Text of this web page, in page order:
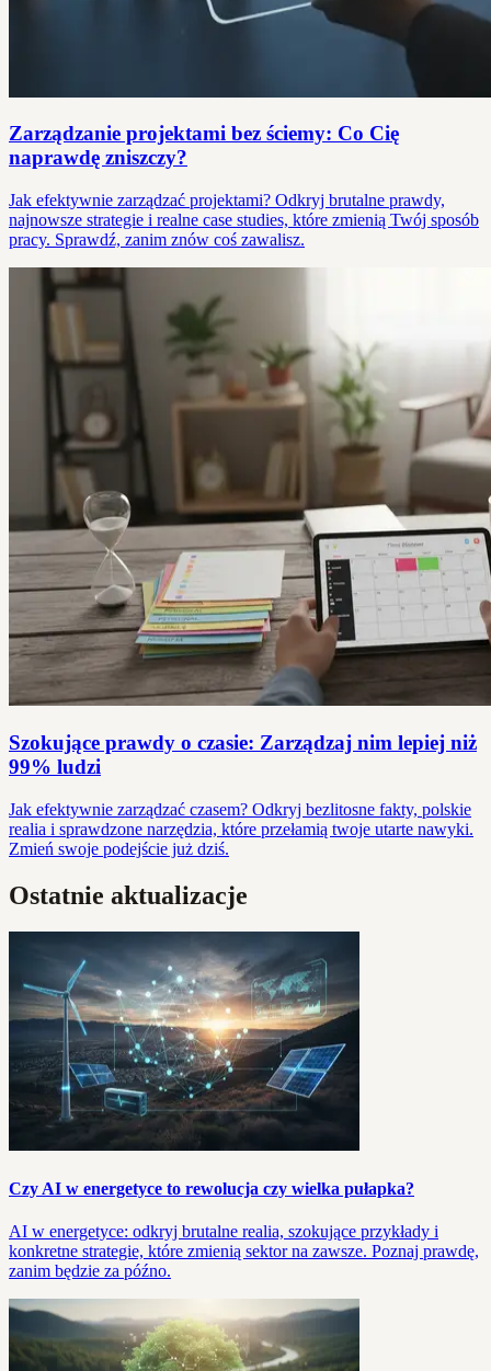
Zarządzanie projektami bez ściemy: Co Cię
naprawdę zniszczy?
Jak efektywnie zarządzać projektami? Odkryj brutalne prawdy,
najnowsze strategie i realne case studies, które zmienią Twój sposób
pracy. Sprawdź, zanim znów coś zawalisz.
Szokujące prawdy o czasie: Zarządzaj nim lepiej niż
99% ludzi
Jak efektywnie zarządzać czasem? Odkryj bezlitosne fakty, polskie
realia i sprawdzone narzędzia, które przełamią twoje utarte nawyki.
Zmień swoje podejście już dziś.
Ostatnie aktualizacje
Czy AI w energetyce to rewolucja czy wielka pułapka?
AI w energetyce: odkryj brutalne realia, szokujące przykłady i
konkretne strategie, które zmienią sektor na zawsze. Poznaj prawdę,
zanim będzie za późno.